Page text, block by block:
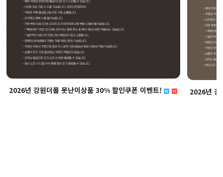
2026년 강원더몰 못난이상품 30% 할인쿠폰 이벤트! 2026년 강